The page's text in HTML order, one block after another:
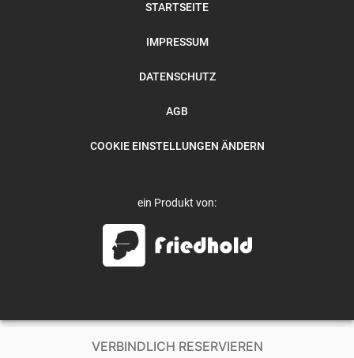
VERBINDLICH RESERVIEREN
STARTSEITE
IMPRESSUM
DATENSCHUTZ
AGB
COOKIE EINSTELLUNGEN ÄNDERN
ein Produkt von: